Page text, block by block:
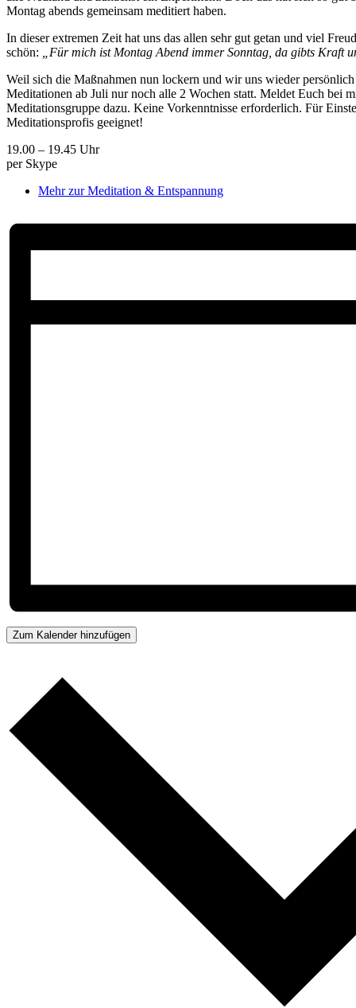
Montag abends gemeinsam meditiert haben.
In dieser extremen Zeit hat uns das allen sehr gut getan und viel
schön:
„Für mich ist Montag Abend immer Sonntag, da gibts Kraft
Weil sich die Maßnahmen nun lockern und wir uns wieder
Meditationen ab Juli nur noch alle 2 Wochen statt. Meldet Euch bei
Meditationsgruppe dazu. Keine Vorkenntnisse erforderlich. Für
Meditationsprofis geeignet!
19.00 – 19.45 Uhr
per Skype
Mehr zur Meditation & Entspannung
Zum Kalender hinzufügen